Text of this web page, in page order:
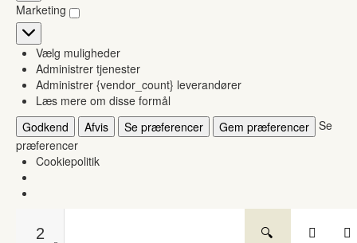
Marketing
Marketing
Vælg muligheder
Administrer tjenester
Administrer {vendor_count} leverandører
Læs mere om disse formål
Godkend
Afvis Se præferencer Gem præferencer Se
præferencer
Cookiepolitik
2